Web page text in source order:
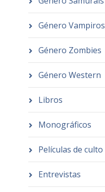
Género Vampiros
Género Zombies
Género Western
Libros
Monográficos
Películas de culto
Entrevistas